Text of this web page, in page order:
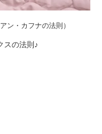
ン・カフナの法則）
スの法則♪